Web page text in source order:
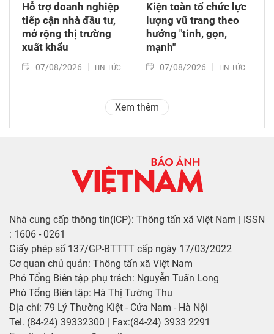
Hỗ trợ doanh nghiệp
tiếp cận nhà đầu tư,
mở rộng thị trường
xuất khẩu
07/08/2026 TIN TỨC
Kiện toàn tổ chức lực
lượng vũ trang theo
hướng "tinh, gọn,
mạnh"
07/08/2026 TIN TỨC
Xem thêm
Nhà cung cấp thông tin(ICP): Thông tấn xã Việt Nam | ISSN
: 1606 - 0261
Giấy phép số 137/GP-BTTTT cấp ngày 17/03/2022
Cơ quan chủ quản: Thông tấn xã Việt Nam
Phó Tổng Biên tập phụ trách: Nguyễn Tuấn Long
Phó Tổng Biên tập: Hà Thị Tường Thu
Địa chỉ: 79 Lý Thường Kiệt - Cửa Nam - Hà Nội
Tel. (84-24) 39332300 | Fax:(84-24) 3933 2291